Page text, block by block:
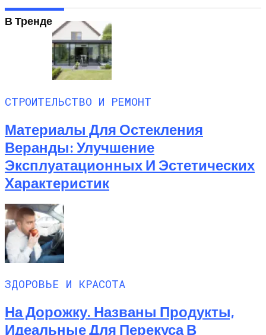
В Тренде
СТРОИТЕЛЬСТВО И РЕМОНТ
Материалы Для Остекления
Веранды: Улучшение
Эксплуатационных И Эстетических
Характеристик
ЗДОРОВЬЕ И КРАСОТА
На Дорожку. Названы Продукты,
Идеальные Для Перекуса В